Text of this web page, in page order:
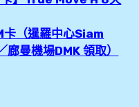
白廟、黑廟、藍
落（暹羅中心Siam
曼機場DMK 領取）